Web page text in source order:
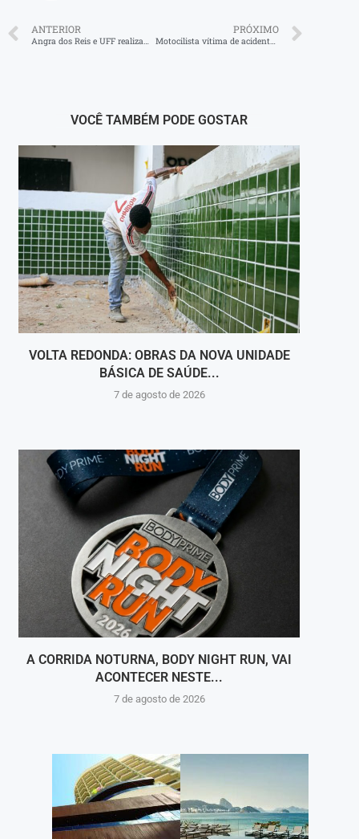
ANTERIOR
Angra dos Reis e UFF realizam mutirão
PRÓXIMO
Motocilista vítima de acidente em Niterói morre no hospital
VOCÊ TAMBÉM PODE GOSTAR
VOLTA REDONDA: OBRAS DA NOVA UNIDADE
BÁSICA DE SAÚDE...
7 de agosto de 2026
A CORRIDA NOTURNA, BODY NIGHT RUN, VAI
ACONTECER NESTE...
7 de agosto de 2026